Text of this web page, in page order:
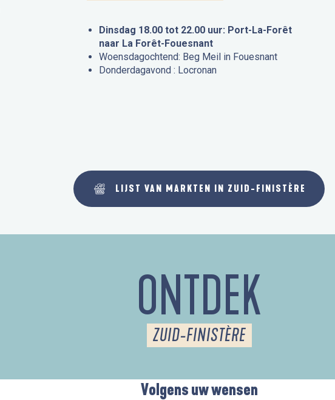
Dinsdag 18.00 tot 22.00 uur: Port-La-Forêt
naar La Forêt-Fouesnant
Woensdagochtend: Beg Meil in Fouesnant
Donderdagavond : Locronan
LIJST VAN MARKTEN IN ZUID-FINISTÈRE
ONTDEK
ZUID-FINISTÈRE
Volgens uw wensen